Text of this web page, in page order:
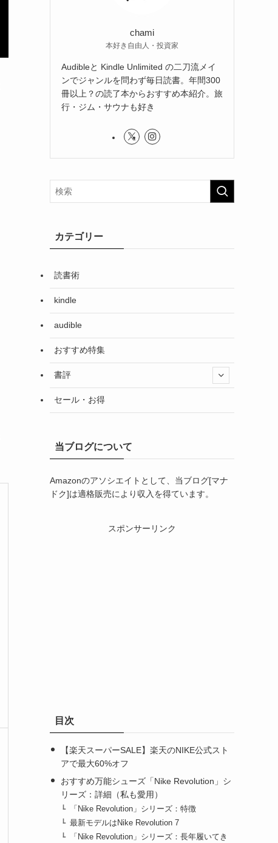
chami
本好き自由人・投資家
Audibleと Kindle Unlimited の二刀流メイ
ンでジャンルを問わず毎日読書。年間300
冊以上？の読了本からおすすめ本紹介。旅
行・ジム・サウナも好き
カテゴリー
読書術
kindle
audible
おすすめ特集
書評
セール・お得
当ブログについて
Amazonのアソシエイトとして、当ブログ[マナ
ドク]は適格販売により収入を得ています。
スポンサーリンク
目次
【楽天スーパーSALE】楽天のNIKE公式スト
アで最大60%オフ
おすすめ万能シューズ「Nike Revolution」シ
リーズ：詳細（私も愛用）
「Nike Revolution」シリーズ：特徴
最新モデルはNike Revolution 7
「Nike Revolution」シリーズ：長年履いてき